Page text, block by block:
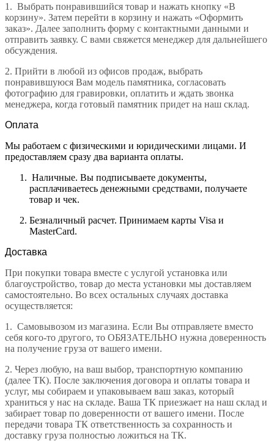
1. Выбрать понравившийся товар и нажать кнопку «В
корзину». Затем перейти в корзину и нажать «Оформить
заказ». Далее заполнить форму с контактными данными и
отправить заявку. С вами свяжется менеджер для дальнейшего
обсуждения.
2. Прийти в любой из офисов продаж, выбрать
понравившуюся Вам модель памятника, согласовать
фотографию для гравировки, оплатить и ждать звонка
менеджера, когда готовый памятник придет на наш склад.
Оплата
Мы работаем с физическими и юридическими лицами. И
предоставляем сразу два варианта оплаты.
Наличные. Вы подписываете документы,
расплачиваетесь денежными средствами, получаете
товар и чек.
Безналичный расчет. Принимаем карты Visa и
MasterCard.
Доставка
При покупки товара вместе с услугой установка или
благоустройство, товар до места установки мы доставляем
самостоятельно. Во всех остальных случаях доставка
осуществляется:
1. Самовывозом из магазина. Если Вы отправляете вместо
себя кого-то другого, то ОБЯЗАТЕЛЬНО нужна доверенность
на получение груза от вашего имени.
2. Через любую, на ваш выбор, транспортную компанию
(далее ТК). После заключения договора и оплаты товара и
услуг, мы собираем и упаковываем ваш заказ, который
храниться у нас на складе. Ваша ТК приезжает на наш склад и
забирает товар по доверенности от вашего имени. После
передачи товара ТК ответственность за сохранность и
доставку груза полностью ложиться на ТК.